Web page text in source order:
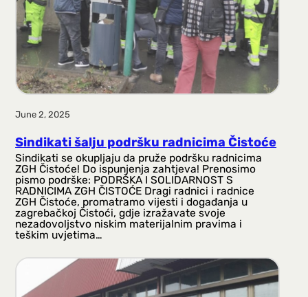
June 2, 2025
Sindikati šalju podršku radnicima Čistoće
Sindikati se okupljaju da pruže podršku radnicima
ZGH Čistoće! Do ispunjenja zahtjeva! Prenosimo
pismo podrške: PODRŠKA I SOLIDARNOST S
RADNICIMA ZGH ČISTOĆE Dragi radnici i radnice
ZGH Čistoće, promatramo vijesti i događanja u
zagrebačkoj Čistoći, gdje izražavate svoje
nezadovoljstvo niskim materijalnim pravima i
teškim uvjetima…